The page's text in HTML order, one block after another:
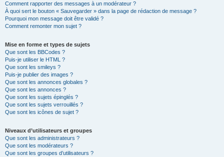
Comment rapporter des messages à un modérateur ?
À quoi sert le bouton « Sauvegarder » dans la page de rédaction de message ?
Pourquoi mon message doit être validé ?
Comment remonter mon sujet ?
Mise en forme et types de sujets
Que sont les BBCodes ?
Puis-je utiliser le HTML ?
Que sont les smileys ?
Puis-je publier des images ?
Que sont les annonces globales ?
Que sont les annonces ?
Que sont les sujets épinglés ?
Que sont les sujets verrouillés ?
Que sont les icônes de sujet ?
Niveaux d’utilisateurs et groupes
Que sont les administrateurs ?
Que sont les modérateurs ?
Que sont les groupes d’utilisateurs ?